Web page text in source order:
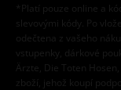
*Platí pouze online a
slevovými kódy. Po
odečtena z vašeho
vstupenky, dárkové
Ärzte, Die Toten
zboží, jehož koupí